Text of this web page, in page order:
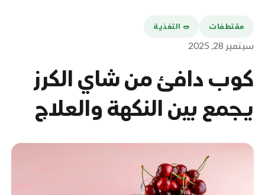
مقتطفات 🥗 التغذية
سبتمبر 28, 2025
كوب دافئ من شاي الكرز
يجمع بين النكهة والعلاج